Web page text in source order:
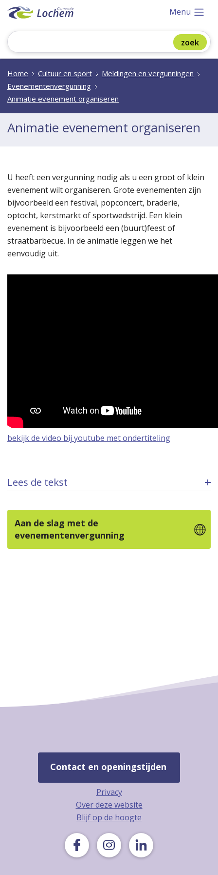
Menu
Home Cultuur en sport
Meldingen en vergunningen
Evenementenvergunning
Animatie evenement organiseren
Animatie evenement organiseren
U heeft een vergunning nodig als u een groot of klein
evenement wilt organiseren. Grote evenementen zijn
bijvoorbeeld een festival, popconcert, braderie,
optocht, kerstmarkt of sportwedstrijd. Een klein
evenement is bijvoorbeeld een (buurt)feest of
straatbarbecue. In de animatie leggen we het
eenvoudig uit.
bekijk de video bij youtube met ondertiteling
Lees de tekst
Aan de slag met de
evenementenvergunning
Contact en openingstijden
Privacy
Over deze website
Blijf op de hoogte